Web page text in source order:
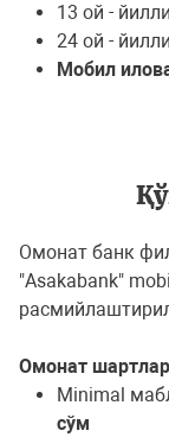
13 ой -
24 ой -
Мобил
Омонат банк
"Asakabank"
Омонат
Minimal
сўм